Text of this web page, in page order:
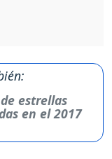
estrellas
en el 2017